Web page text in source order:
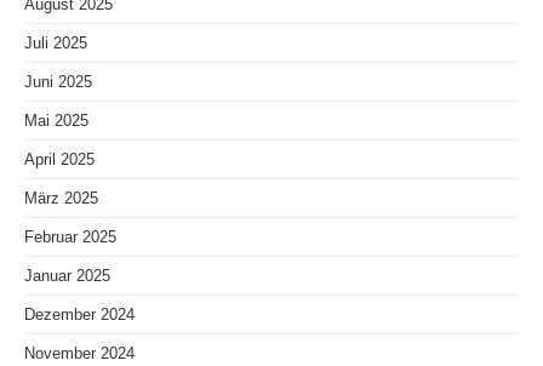
August 2025
Juli 2025
Juni 2025
Mai 2025
April 2025
März 2025
Februar 2025
Januar 2025
Dezember 2024
November 2024